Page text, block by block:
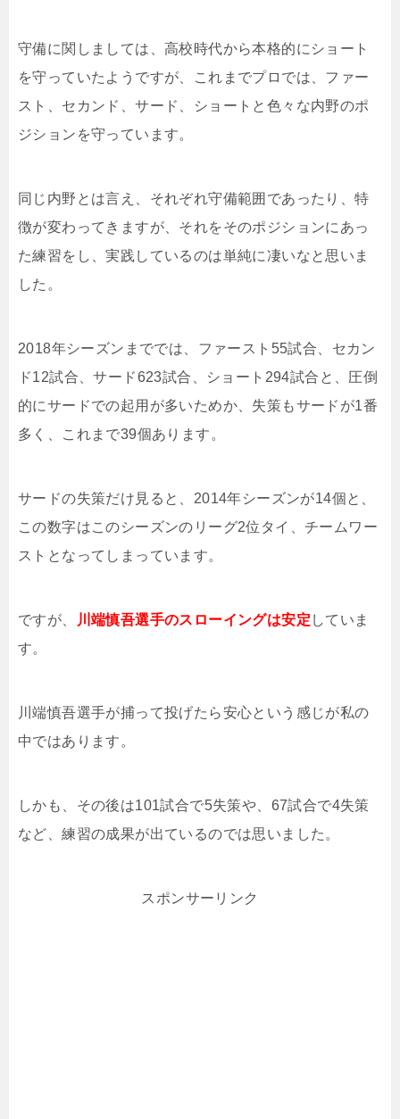
守備に関しましては、高校時代から本格的にショート
を守っていたようですが、これまでプロでは、ファー
スト、セカンド、サード、ショートと色々な内野のポ
ジションを守っています。
同じ内野とは言え、それぞれ守備範囲であったり、特
徴が変わってきますが、それをそのポジションにあっ
た練習をし、実践しているのは単純に凄いなと思いま
した。
2018年シーズンまででは、ファースト55試合、セカン
ド12試合、サード623試合、ショート294試合と、圧倒
的にサードでの起用が多いためか、失策もサードが1番
多く、これまで39個あります。
サードの失策だけ見ると、2014年シーズンが14個と、
この数字はこのシーズンのリーグ2位タイ、チームワー
ストとなってしまっています。
ですが、 川端慎吾選手のスローイングは安定 していま
す。
川端慎吾選手が捕って投げたら安心という感じが私の
中ではあります。
しかも、その後は101試合で5失策や、67試合で4失策
など、練習の成果が出ているのでは思いました。
スポンサーリンク